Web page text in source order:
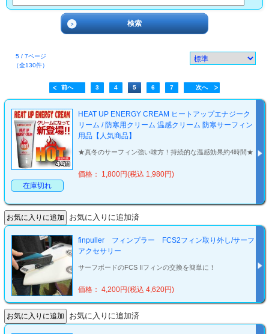
5 / 7ページ
（全130件）
前へ 3 4 5 6 7 次へ
HEAT UP ENERGY CREAM ヒートアップエナジーク
リーム / 防寒用クリーム 温感クリーム 防寒サーフィン
用品【人気商品】
★真冬のサーフィン強い味方！持続的な温感効果約4時間★
価格： 1,800円(税込 1,980円)
在庫切れ
お気に入りに追加済
finpuller フィンプラー FCS2フィン取り外し/サーフ
アクセサリー
サーフボードのFCS IIフィンの交換を簡単に！
価格： 4,200円(税込 4,620円)
お気に入りに追加済